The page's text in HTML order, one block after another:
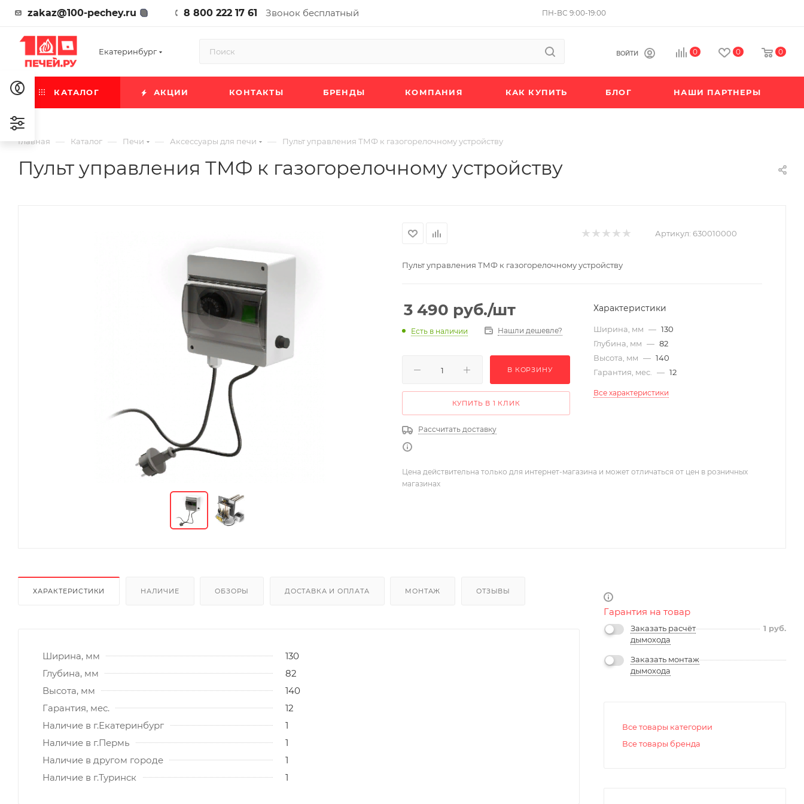
zakaz@100-pechey.ru 8 800 222 17 61 Звонок бесплатный ПН-ВС 9:00-19:00
Екатеринбург ВОЙТИ 0 0 0
КАТАЛОГ АКЦИИ КОНТАКТЫ БРЕНДЫ КОМПАНИЯ КАК КУПИТЬ БЛОГ НАШИ ПАРТНЕРЫ
Главная — Каталог — Печи — Аксессуары для печи — Пульт управления ТМФ к газогорелочному устройству
Пульт управления ТМФ к газогорелочному устройству
Артикул: 630010000
Пульт управления ТМФ к газогорелочному устройству
3 490 руб./шт
Есть в наличии Нашли дешевле?
В КОРЗИНУ
КУПИТЬ В 1 КЛИК
Рассчитать доставку
Характеристики
Ширина, мм — 130
Глубина, мм — 82
Высота, мм — 140
Гарантия, мес.
— 12
Все характеристики
Цена действительна только для интернет-магазина и может отличаться от цен в розничных
магазинах
ХАРАКТЕРИСТИКИ НАЛИЧИЕ ОБЗОРЫ ДОСТАВКА И ОПЛАТА МОНТАЖ ОТЗЫВЫ
Ширина, мм
130
Глубина, мм
82
Высота, мм
140
Гарантия, мес.
12
Наличие в г.Екатеринбург
1
Наличие в г.Пермь
1
Наличие в другом городе
1
Наличие в г.Туринск
1
Гарантия на товар
Заказать расчёт
дымохода
1 руб.
Заказать монтаж
дымохода
Все товары категории
Все товары бренда